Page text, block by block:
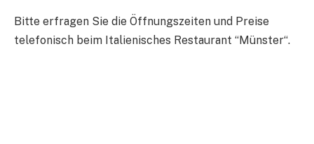
Bitte erfragen Sie die Öffnungszeiten und Preise
telefonisch beim Italienisches Restaurant “Münster“.